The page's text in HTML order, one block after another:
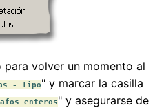
para volver un momento al
- Tipo" y marcar la casilla
enteros" y asegurarse de